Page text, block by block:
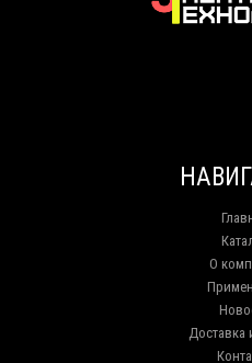
О
Доставка